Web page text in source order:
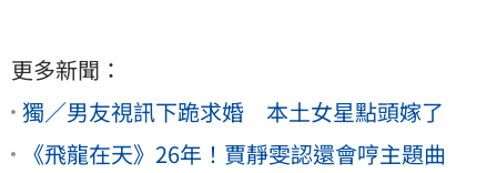
更多新聞：
獨／男友視訊下跪求婚 本土女星點頭嫁了
《飛龍在天》26年！賈靜雯認還會哼主題曲